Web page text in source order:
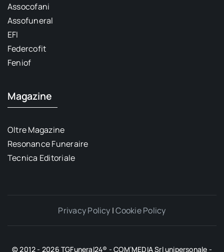
Assocofani
Assofuneral
EFI
Federcofit
Feniof
Magazine
Oltre Magazine
Resonance Funeraire
Tecnica Editoriale
Privacy Policy |Cookie Policy
© 2012 - 2026 TGFuneral24® - COM’MEDIA Srl unipersonale -